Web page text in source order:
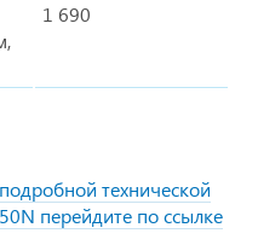
1 690
технической
перейдите по ссылке